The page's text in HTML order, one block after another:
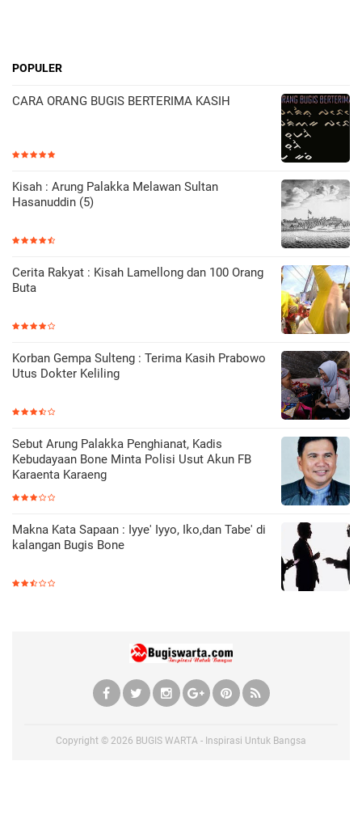
POPULER
CARA ORANG BUGIS BERTERIMA KASIH
Kisah : Arung Palakka Melawan Sultan
Hasanuddin (5)
Cerita Rakyat : Kisah Lamellong dan 100 Orang
Buta
Korban Gempa Sulteng : Terima Kasih Prabowo
Utus Dokter Keliling
Sebut Arung Palakka Penghianat, Kadis
Kebudayaan Bone Minta Polisi Usut Akun FB
Karaenta Karaeng
Makna Kata Sapaan : Iyye' Iyyo, Iko,dan Tabe' di
kalangan Bugis Bone
Copyright © 2026 BUGIS WARTA - Inspirasi Untuk Bangsa